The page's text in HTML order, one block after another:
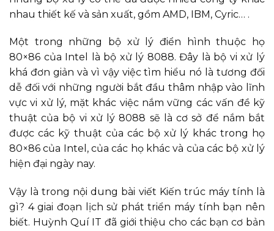
nhau thiết kế và sản xuất, gồm AMD, IBM, Cyric… .
Một trong những bộ xử lý điển hình thuộc họ
80×86 của Intel là bộ xử lý 8088. Đây là bộ vi xử lý
khá đơn giản và vì vậy việc tìm hiểu nó là tương đối
dễ đối với những người bắt đầu thâm nhập vào lĩnh
vực vi xử lý, mặt khác việc nắm vững các vấn đề kỹ
thuật của bộ vi xử lý 8088 sẽ là cơ sở để nắm bắt
được các kỹ thuật của các bộ xử lý khác trong họ
80×86 của Intel, của các họ khác và của các bộ xử lý
hiện đại ngày nay.
Vậy là trong nội dung bài viết Kiến trúc máy tính là
gì? 4 giai đoạn lịch sử phát triển máy tính bạn nên
biết. Huỳnh Quí IT đã giới thiệu cho các bạn cơ bản